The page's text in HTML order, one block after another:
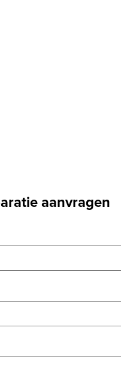
aanvragen